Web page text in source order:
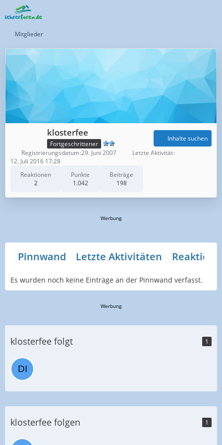
Mitglieder
klosterfee
Fortgeschrittener
Reaktionen
2
Punkte
1.042
Beiträge
198
Inhalte suchen
Registrierungsdatum 29. Juni 2007
Letzte Aktivität
12. Juli 2016 17:28
Werbung
Pinnwand Letzte Aktivitäten
Es wurden noch keine Einträge an der Pinnwand verfasst.
Werbung
klosterfee folgt 1
klosterfee folgen 1